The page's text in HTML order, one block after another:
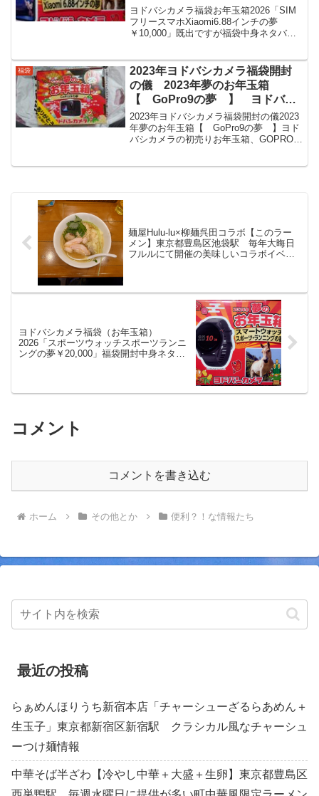
￥10,000」福袋中身ネタバレ
ヨドバシカメラ福袋お年玉箱2026「SIM
フリースマホXiaomi6.88インチの夢
￥10,000」既出ですが福袋中身ネタバレ
福袋
2023年ヨドバシカメラ福袋開封
の儀 2023年夢のお年玉箱
【 GoPro9の夢 】 ヨドバシ
カメラの初売りお年玉箱、
GOPRO9の福袋をGETしました
ので開封をして内容を紹介したい
2023年ヨドバシカメラ福袋開封の儀2023
年夢のお年玉箱【 GoPro9の夢 】ヨド
バシカメラの初売りお年玉箱、GOPRO9
麺屋Hulu-lu×柳麺呉田コラボ【このラー
メン】東京都豊島区池袋駅 毎年大晦日
フルルにて開催の美味しいコラボイベン
ヨドバシカメラ福袋（お年玉箱）
2026「スポーツウォッチスポーツランニ
ングの夢￥20,000」福袋開封中身ネタバ
コメント
コメントを書き込む
ホーム その他とか 便利？！な情報たち
最近の投稿
らぁめんほりうち新宿本店「チャーシューざるらあめん＋
生玉子」東京都新宿区新宿駅 クラシカル風なチャーシュ
ーつけ麺情報
中華そば半ざわ【冷やし中華＋大盛＋生卵】東京都豊島区